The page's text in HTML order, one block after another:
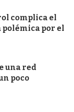
complica el
polémica por el
una red
poco